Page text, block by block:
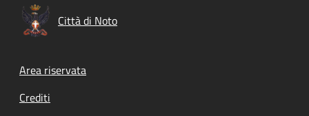
Città di Noto
Footer menu
Area riservata
Crediti